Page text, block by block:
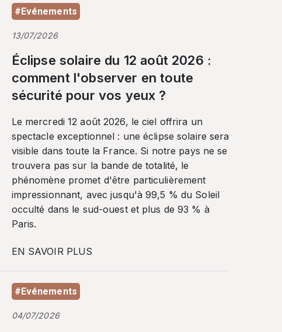
#Evénements
13/07/2026
Éclipse solaire du 12 août 2026 :
comment l'observer en toute
sécurité pour vos yeux ?
Le mercredi 12 août 2026, le ciel offrira un
spectacle exceptionnel : une éclipse solaire sera
visible dans toute la France. Si notre pays ne se
trouvera pas sur la bande de totalité, le
phénomène promet d'être particulièrement
impressionnant, avec jusqu'à 99,5 % du Soleil
occulté dans le sud-ouest et plus de 93 % à
Paris.
EN SAVOIR PLUS
#Evénements
04/07/2026